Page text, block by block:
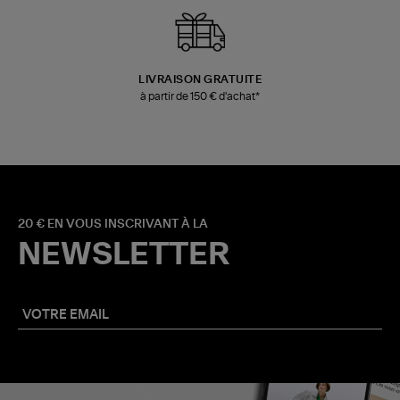
LIVRAISON GRATUITE
à partir de 150 € d'achat*
20 € EN VOUS INSCRIVANT À LA
NEWSLETTER